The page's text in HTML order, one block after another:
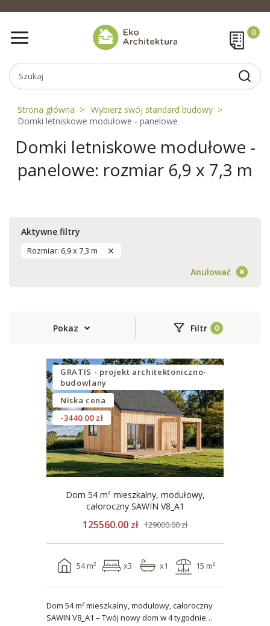
Strona główna
Wybierz swój standard budowy
Domki letniskowe modułowe - panelowe
Domki letniskowe modułowe -
panelowe: rozmiar 6,9 x 7,3 m
Aktywne filtry
Rozmiar: 6,9 x 7,3 m
Anulować
Pokaz Filtr
GRATIS - projekt architektoniczno-
budowlany
Niska cena
-3440.00 zł
Dom 54 m² mieszkalny, modułowy,
całoroczny SAWIN V8_A1
125560.00 zł 129000.00 zł
54 m² x3 x1 15 m²
Dom 54 m² mieszkalny, modułowy, całoroczny
SAWIN V8_A1 – Twój nowy dom w 4 tygodnie